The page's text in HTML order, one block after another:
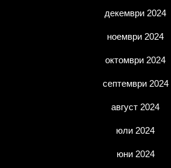
декември 2024
ноември 2024
октомври 2024
септември 2024
август 2024
юли 2024
юни 2024